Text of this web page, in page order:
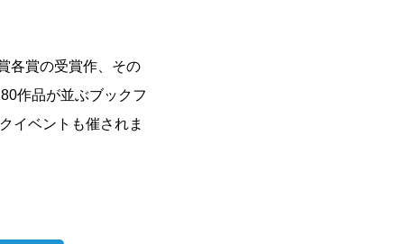
各賞の受賞作、その
作品が並ぶブックフ
イベントも催されま